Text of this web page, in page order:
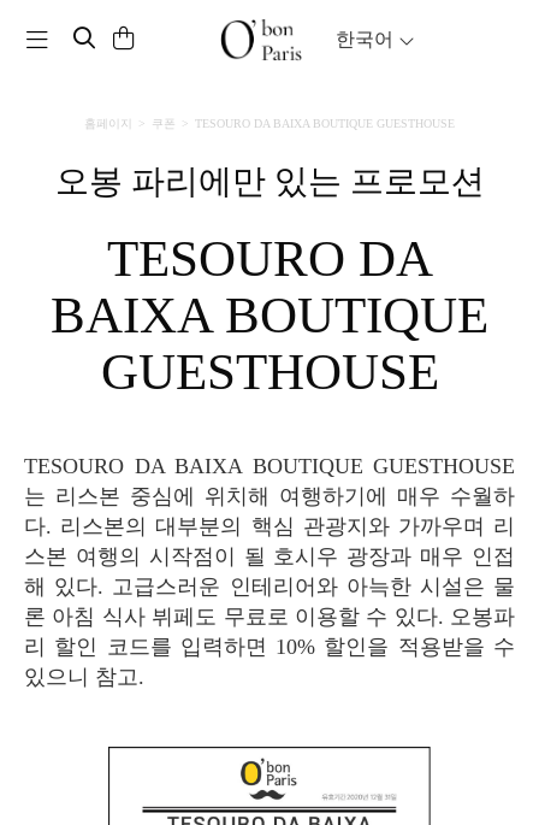
Toggle navigation 한국어
홈페이지 쿠폰 TESOURO DA BAIXA BOUTIQUE GUESTHOUSE
오봉 파리에만 있는 프로모션
TESOURO DA
BAIXA BOUTIQUE
GUESTHOUSE
TESOURO DA BAIXA BOUTIQUE GUESTHOUSE
는 리스본 중심에 위치해 여행하기에 매우 수월하
다. 리스본의 대부분의 핵심 관광지와 가까우며 리
스본 여행의 시작점이 될 호시우 광장과 매우 인접
해 있다. 고급스러운 인테리어와 아늑한 시설은 물
론 아침 식사 뷔페도 무료로 이용할 수 있다. 오봉파
리 할인 코드를 입력하면 10% 할인을 적용받을 수
있으니 참고.